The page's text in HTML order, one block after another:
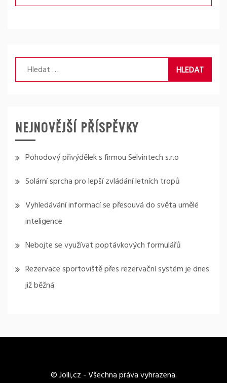
Vyhledávání
NEJNOVĚJŠÍ PŘÍSPĚVKY
Pohodový přivýdělek s firmou Selvintech s.r.o
Solární sprcha pro lepší zvládání letních tropů
Vyhledávání informací se přesouvá do světa umělé
inteligence
Nebojte se využívat poptávkových formulářů
Rezervace sportoviště přes rezervační systém je dnes
již běžná
© Jolli,cz - Všechna práva vyhrazena.